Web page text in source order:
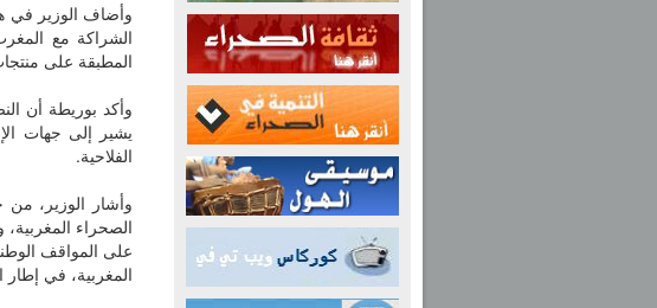
وأضاف الوزير في
الشراكة مع
المطبقة على
وأكد بوريطة أن
يشير إلى جهات
الفلاحية.
الصحراء
على المواقف
المغربية، في